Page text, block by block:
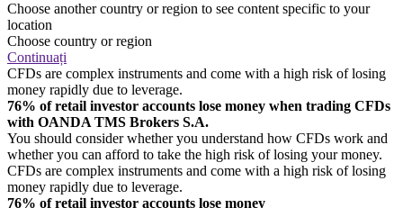
Choose another country or region to see content specific to your
location
Choose country or region
Continuați
CFDs are complex instruments and come with a high risk of losing
money rapidly due to leverage.
76% of retail investor accounts lose money when trading CFDs
with OANDA TMS Brokers S.A.
You should consider whether you understand how CFDs work and
whether you can afford to take the high risk of losing your money.
CFDs are complex instruments and come with a high risk of losing
money rapidly due to leverage.
76% of retail investor accounts lose money